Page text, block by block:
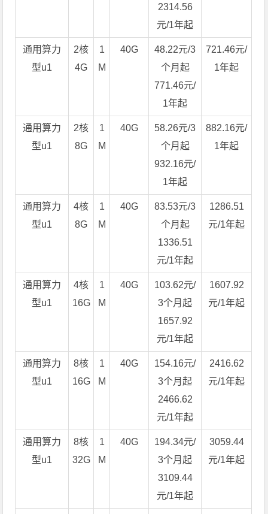
2314.56
元/1年起
通用算力
型u1
2核
4G
1
M
40G
48.22元/3
个月起
771.46元/
1年起
721.46元/
1年起
通用算力
型u1
2核
8G
1
M
40G
58.26元/3
个月起
932.16元/
1年起
882.16元/
1年起
通用算力
型u1
4核
8G
1
M
40G
83.53元/3
个月起
1336.51
元/1年起
1286.51
元/1年起
通用算力
型u1
4核
16G
1
M
40G
103.62元/
3个月起
1657.92
元/1年起
1607.92
元/1年起
通用算力
型u1
8核
16G
1
M
40G
154.16元/
3个月起
2466.62
元/1年起
2416.62
元/1年起
通用算力
型u1
8核
32G
1
M
40G
194.34元/
3个月起
3109.44
元/1年起
3059.44
元/1年起